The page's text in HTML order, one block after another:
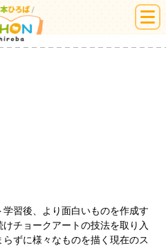
絵本ひろば
学習後、より面白いものを作成す
けチョークアートの技法を取り入
らずに様々なものを描く現在のス